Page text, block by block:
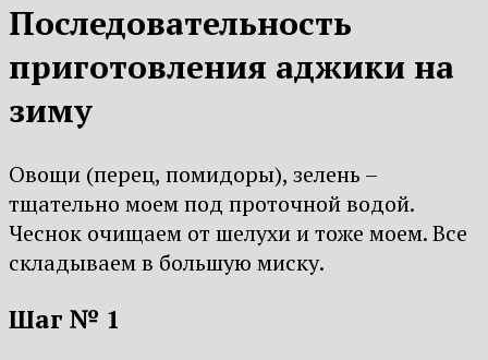
Последовательность
приготовления аджики на
зиму
Овощи (перец, помидоры), зелень –
тщательно моем под проточной водой.
Чеснок очищаем от шелухи и тоже моем. Все
складываем в большую миску.
Шаг № 1